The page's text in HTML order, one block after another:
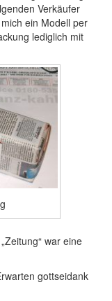
Verkäufer
ein Modell per
lediglich mit
war eine
gottseidank